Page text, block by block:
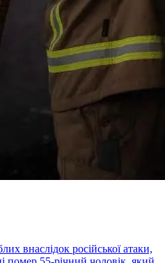
внаслідок російської атаки,